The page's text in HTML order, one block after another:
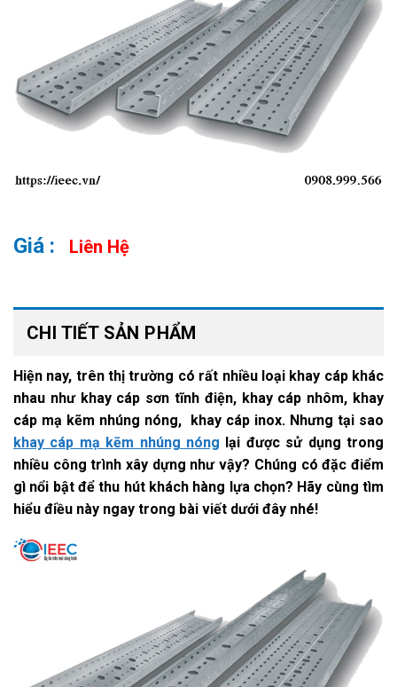
Liên Hệ
CHI TIẾT SẢN PHẨM
Hiện nay, trên thị trường có rất nhiều loại khay cáp khác
nhau như khay cáp sơn tĩnh điện, khay cáp nhôm, khay
cáp mạ kẽm nhúng nóng, khay cáp inox. Nhưng tại sao
khay cáp mạ kẽm nhúng nóng lại được sử dụng trong
nhiều công trình xây dựng như vậy? Chúng có đặc điểm
gì nổi bật để thu hút khách hàng lựa chọn? Hãy cùng tìm
hiểu điều này ngay trong bài viết dưới đây nhé!